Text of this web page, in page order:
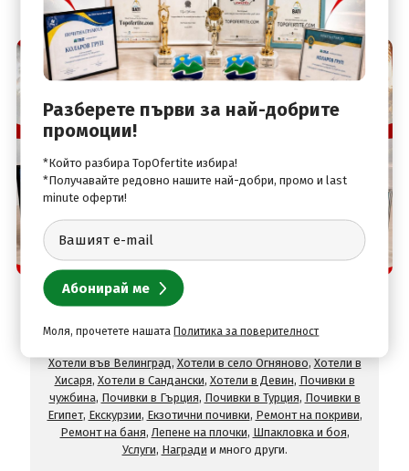
Защо да изберете нас
TopOfertite.com - най-предпочитан онлайн сайт
за почивки и услуги с отстъпки
При нас ще намерите оферти заХотели на море,Хотели
Хотели във Велинград, Хотели в село Огняново, Хотели в
Хисаря, Хотели в Сандански, Хотели в Девин, Почивки в
чужбина, Почивки в Гърция, Почивки в Турция, Почивки в
Египет, Екскурзии, Екзотични почивки, Ремонт на покриви,
Ремонт на баня, Лепене на плочки, Шпакловка и боя,
Услуги, Награди и много други.
Разберете първи за най-добрите
промоции!
*Който разбира TopOfertite избира!
*Получавайте редовно нашите най-добри, промо и last
minute оферти!
Моля, прочетете нашатаПолитика за поверителност